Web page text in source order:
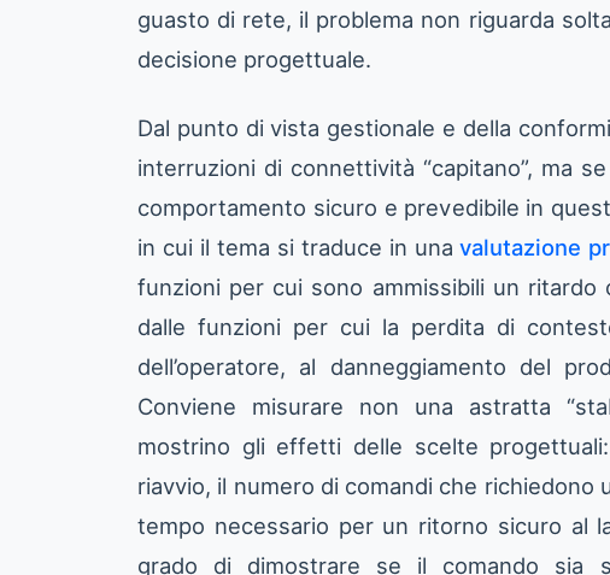
guasto di rete, il problema non riguarda
decisione progettuale.
Dal punto di vista gestionale e della
interruzioni di connettività “capitano”, ma
comportamento sicuro e prevedibile in
in cui il tema si traduce in unavalutazione
funzioni per cui sono ammissibili un
dalle funzioni per cui la perdita di
dell’operatore, al danneggiamento del
Conviene misurare non una astratta
mostrino gli effetti delle scelte
riavvio, il numero di comandi che richiedono
tempo necessario per un ritorno sicuro al
grado di dimostrare se il comando sia